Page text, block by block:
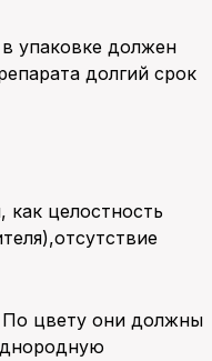
упаковке должен
долгий срок
целостность
По цвету они должны